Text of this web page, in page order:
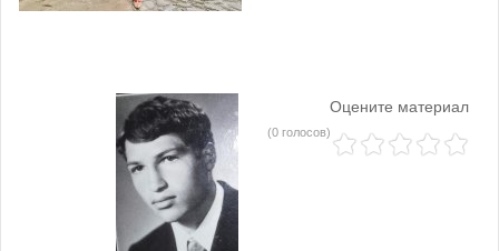
Оцените материал
(0 голосов)